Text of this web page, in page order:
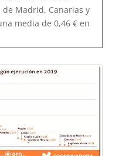
Madrid, Canarias y
media de 0,46 € en